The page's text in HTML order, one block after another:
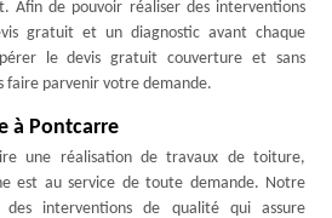
Afin de pouvoir réaliser des interventions
gratuit et un diagnostic avant chaque
le devis gratuit couverture et sans
faire parvenir votre demande.
à Pontcarre
une réalisation de travaux de toiture,
est au service de toute demande. Notre
interventions de qualité qui assure